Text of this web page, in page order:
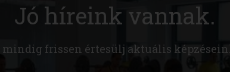
Jó híreink vannak.
mindig frissen értesülj aktuális